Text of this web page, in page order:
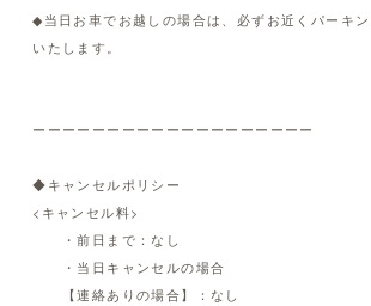
◆当日お車でお越しの場合は、必ずお近くパーキ
いたします。
ーーーーーーーーーーーーーーーーーーー
◆キャンセルポリシー
<キャンセル料>
・前日まで：なし
・当日キャンセルの場合
【連絡ありの場合】：なし